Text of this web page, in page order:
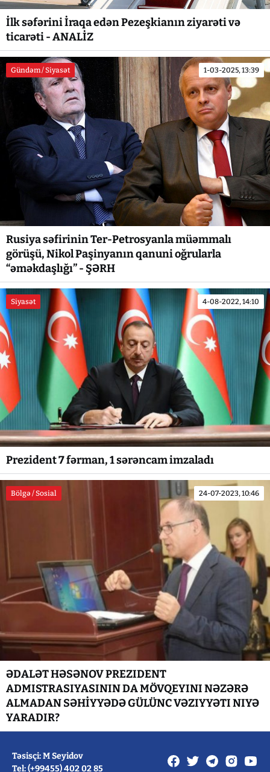
İlk səfərini İraqa edən Pezeşkianın ziyarəti və
ticarəti - ANALİZ
Gündəm / Siyasət 1-03-2025, 13:39
Rusiya səfirinin Ter-Petrosyanla müəmmalı
görüşü, Nikol Paşinyanın qanuni oğrularla
“əməkdaşlığı” - ŞƏRH
Siyasət 4-08-2022, 14:10
Prezident 7 fərman, 1 sərəncam imzaladı
Bölgə / Sosial 24-07-2023, 10:46
ƏDALƏT HƏSƏNOV PREZIDENT
ADMISTRASIYASININ DA MÖVQEYINI NƏZƏRƏ
ALMADAN SƏHİYYƏDƏ GÜLÜNC VƏZIYYƏTI NIYƏ
YARADIR?
Təsisçi: M Seyidov
Tel: (+99455) 402 02 85